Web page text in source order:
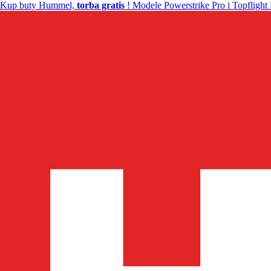
Kup buty Hummel, torba gratis ! Modele Powerstrike Pro i Topflight